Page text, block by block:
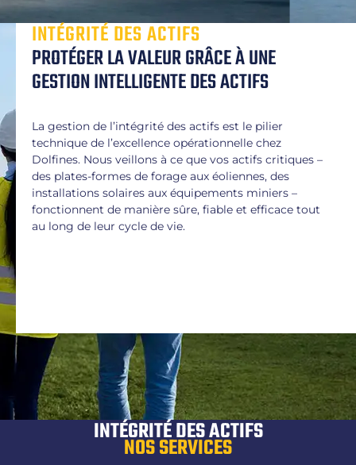
INTÉGRITÉ DES ACTIFS
PROTÉGER LA VALEUR GRÂCE À UNE
GESTION INTELLIGENTE DES ACTIFS
La gestion de l’intégrité des actifs est le pilier
technique de l’excellence opérationnelle chez
Dolfines. Nous veillons à ce que vos actifs critiques –
des plates-formes de forage aux éoliennes, des
installations solaires aux équipements miniers –
fonctionnent de manière sûre, fiable et efficace tout
au long de leur cycle de vie.
INTÉGRITÉ DES ACTIFS
NOS SERVICES